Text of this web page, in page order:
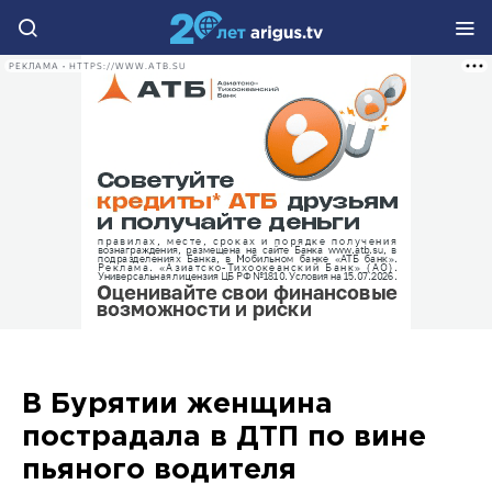
РЕКЛАМА • HTTPS://WWW.ATB.SU
В Бурятии женщина
пострадала в ДТП по вине
пьяного водителя